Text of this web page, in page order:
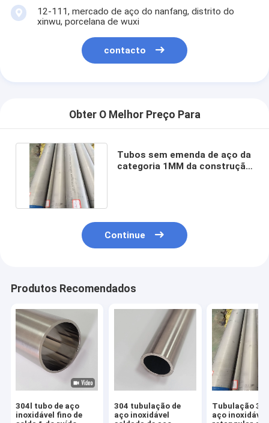
12-111, mercado de aço do nanfang, distrito do
xinwu, porcelana de wuxi
contacto
Obter O Melhor Preço Para
Tubos sem emenda de aço da
categoria 1MM da construção
Continue
Produtos Recomendados
304l tubo de aço
inoxidável fino de
304 tubulação de
aço inoxidável
Tubulação
aço inoxidável